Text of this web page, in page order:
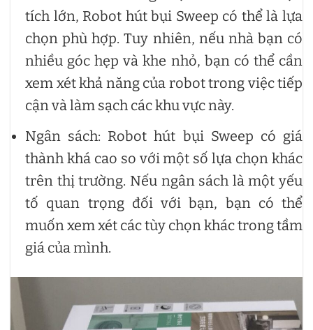
tích lớn, Robot hút bụi Sweep có thể là lựa
chọn phù hợp. Tuy nhiên, nếu nhà bạn có
nhiều góc hẹp và khe nhỏ, bạn có thể cần
xem xét khả năng của robot trong việc tiếp
cận và làm sạch các khu vực này.
Ngân sách: Robot hút bụi Sweep có giá
thành khá cao so với một số lựa chọn khác
trên thị trường. Nếu ngân sách là một yếu
tố quan trọng đối với bạn, bạn có thể
muốn xem xét các tùy chọn khác trong tầm
giá của mình.